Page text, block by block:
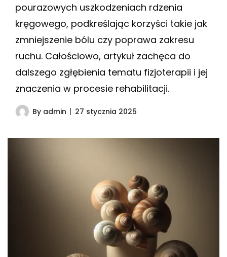
pourazowych uszkodzeniach rdzenia
kręgowego, podkreślając korzyści takie jak
zmniejszenie bólu czy poprawa zakresu
ruchu. Całościowo, artykuł zachęca do
dalszego zgłębienia tematu fizjoterapii i jej
znaczenia w procesie rehabilitacji.
By admin 27 stycznia 2025